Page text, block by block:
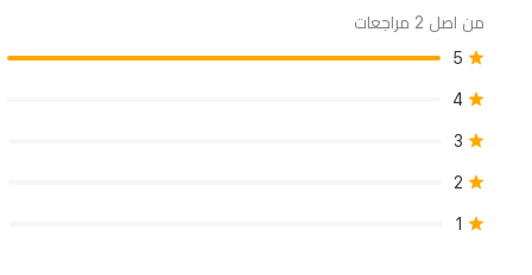
صور
وعالية
الجودة.
يدمج
الجهاز
من اصل 2 مراجعات
5
4
3
2
1